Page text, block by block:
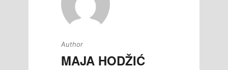
Author
MAJA HODŽIĆ